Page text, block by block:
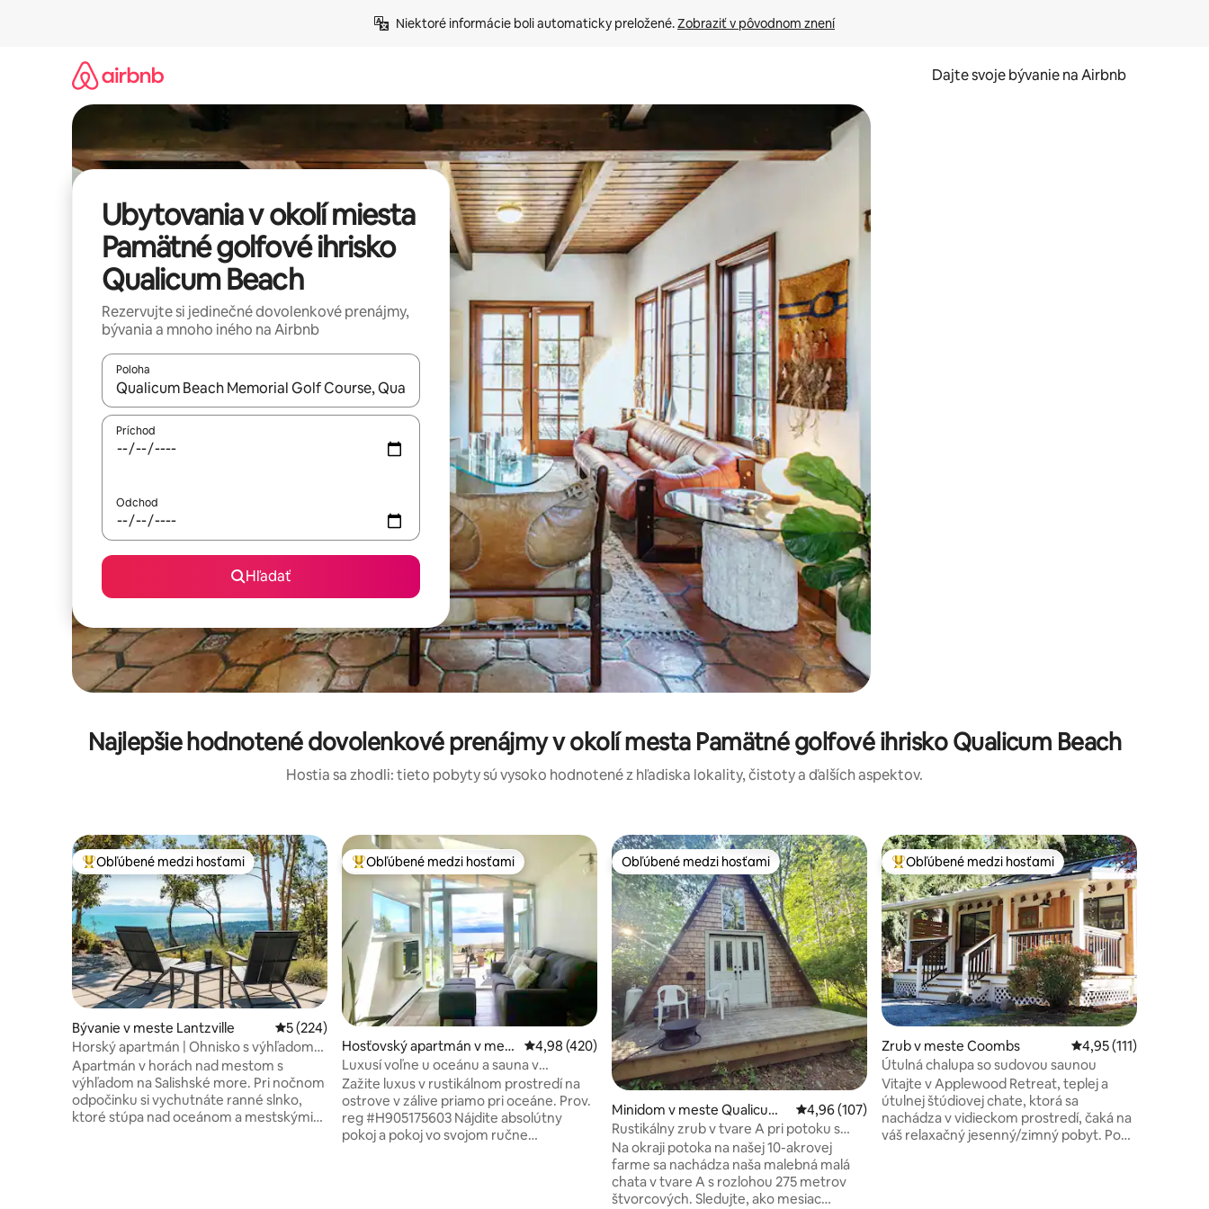
Niektoré informácie boli automaticky preložené. Zobraziť v pôvodnom znení
Dajte svoje bývanie na Airbnb
Ubytovania v okolí miesta
Pamätné golfové ihrisko
Qualicum Beach
Rezervujte si jedinečné dovolenkové prenájmy,
bývania a mnoho iného na Airbnb
Poloha
Keď budú výsledky k dispozícii, môžete si ich prechádzať pomocou klávesov so šípkami nahor a nadol alebo ich preskúmať pomocou dotykových gest či potiahnutia prstom.
Príchod
Odchod
Hľadať
Najlepšie hodnotené dovolenkové prenájmy v okolí mesta Pamätné golfové ihrisko Qualicum Beach
Hostia sa zhodli: tieto pobyty sú vysoko hodnotené z hľadiska lokality, čistoty a ďalších aspektov.
Najobľúbenejšie medzi hosťami
Obľúbené medzi hosťami
Bývanie v meste Lantzville Priemerné ohodnotenie 5 z 5, počet hodnotení: 224
5 (224)
Horský apartmán | Ohnisko s výhľadom
na oceán | Plne vybavená kuchyňa
Apartmán v horách nad mestom s
výhľadom na Salishské more. Pri nočnom
odpočinku si vychutnáte ranné slnko,
ktoré stúpa nad oceánom a mestskými
Najobľúbenejšie medzi hosťami
Obľúbené medzi hosťami
Hosťovský apartmán v mest
e Denman Island
Priemerné ohodnotenie 4,98 z 5, počet hodnotení: 420
4,98 (420)
Luxusí voľne u oceánu a sauna v
rustikálnom prostredí
Zažite luxus v rustikálnom prostredí na
ostrove v zálive priamo pri oceáne. Prov.
reg #H905175603 Nájdite absolútny
pokoj a pokoj vo svojom ručne
Obľúbené medzi hosťami
Obľúbené medzi hosťami
Minidom v meste Qualicum
Beach
Priemerné ohodnotenie 4,96 z 5, počet hodnotení: 107
4,96 (107)
Rustikálny zrub v tvare A pri potoku s
podkrovím a terasou
Na okraji potoka na našej 10-akrovej
farme sa nachádza naša malebná malá
chata v tvare A s rozlohou 275 metrov
štvorcových. Sledujte, ako mesiac
Najobľúbenejšie medzi hosťami
Obľúbené medzi hosťami
Zrub v meste Coombs Priemerné
4,95 (111)
Útulná chalupa so sudovou saunou
Vitajte v Applewood Retreat, teplej a
útulnej štúdiovej chate, ktorá sa
nachádza v vidieckom prostredí, čaká na
váš relaxačný jesenný/zimný pobyt. Po